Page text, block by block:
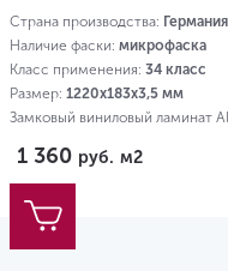
Страна производства: Германия
Наличие фаски: микрофаска
Класс применения: 34 класс
Размер: 1220х183х3,5 мм
Замковый виниловый ламинат
1 360 руб. м2